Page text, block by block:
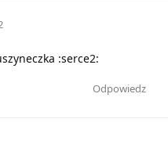
:serce2:
Odpowiedz